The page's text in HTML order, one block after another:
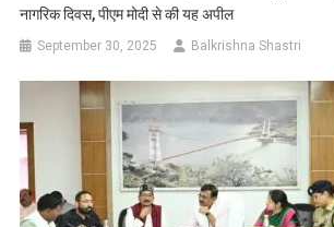
नागरिक दिवस, पीएम मोदी से की यह अपील
September 30, 2025 Balkrishna Shastri